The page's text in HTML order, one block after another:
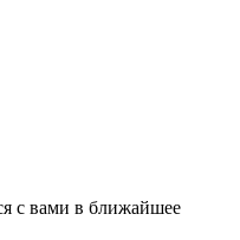
с вами в ближайшее